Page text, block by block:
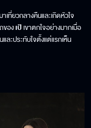
เที่ยวกลางคืนและเกิดหัวใจ
ของเป้ เขาตกใจอย่างมากเมื่อ
ะประทับใจตั้งแต่แรกเห็น